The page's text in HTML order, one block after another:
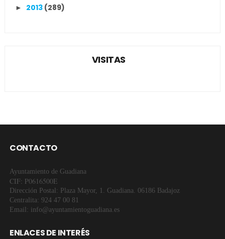
► 2013 (289)
VISITAS
CONTACTO
Ayuntamiento de Guadiana
CIF: P0616500E
Dirección Postal: Plaza Mayor, 1. Guadiana. 06186 Badajoz
Centralita: 924 47 00 81
Email: info@ayuntamientoguadiana.es
ENLACES DE INTERÉS